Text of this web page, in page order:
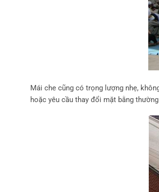
Mái che cũng có trọng lượng nhẹ,
hoặc yêu cầu thay đổi mặt bằng